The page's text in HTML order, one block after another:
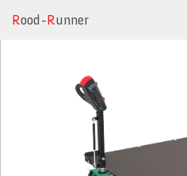
Rood-Runner